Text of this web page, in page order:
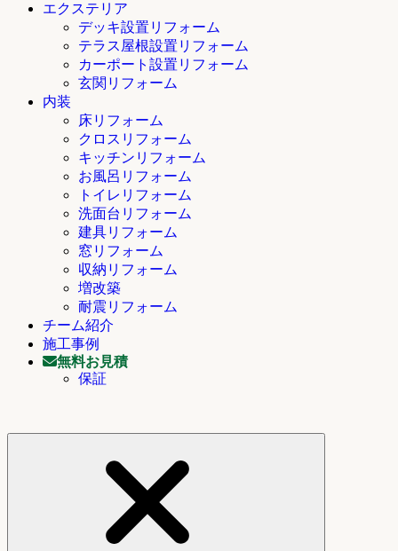
エクステリア
デッキ設置リフォーム
テラス屋根設置リフォーム
カーポート設置リフォーム
玄関リフォーム
内装
床リフォーム
クロスリフォーム
キッチンリフォーム
お風呂リフォーム
トイレリフォーム
洗面台リフォーム
建具リフォーム
窓リフォーム
収納リフォーム
増改築
耐震リフォーム
チーム紹介
施工事例
無料お見積
保証